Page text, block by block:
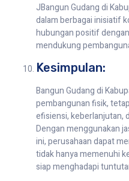
JBangun Gudang di
dalam berbagai inisiatif
hubungan positif
mendukung
Kesimpulan:
Bangun Gudang di
pembangunan fisik,
efisiensi, keberlanjutan,
Dengan menggunakan
ini, perusahaan dapat
tidak hanya memenuhi
siap menghadapi